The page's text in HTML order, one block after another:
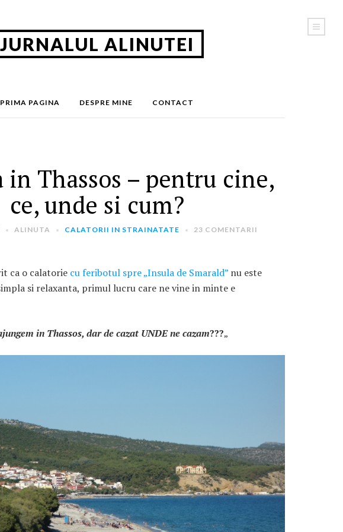
JURNALUL ALINUTEI
PRIMA PAGINA DESPRE MINE CONTACT
in Thassos – pentru cine,
ce, unde si cum?
ALINUTA CALATORII IN STRAINATATE 23 COMENTARII
ca o calatorie cu feribotul spre „Insula de Smarald” nu este
si relaxanta, primul lucru care ne vine in minte e
in Thassos, dar de cazat UNDE ne cazam???„
Calatorii in strainatate (163)
Ganduri (22)
Timp Liber
„Let’s Talk About
Menopause” – dincolo de a
fi un subiect tabu
2 APRILIE 2024
Cinque Terre